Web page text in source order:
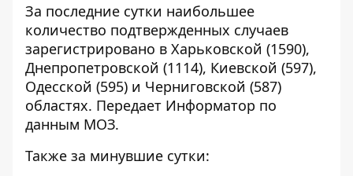
За последние сутки наибольшее
количество подтвержденных случаев
зарегистрировано в Харьковской (1590),
Днепропетровской (1114), Киевской (597),
Одесской (595) и Черниговской (587)
областях. Передает Информатор по
данным МОЗ.
Также за минувшие сутки: